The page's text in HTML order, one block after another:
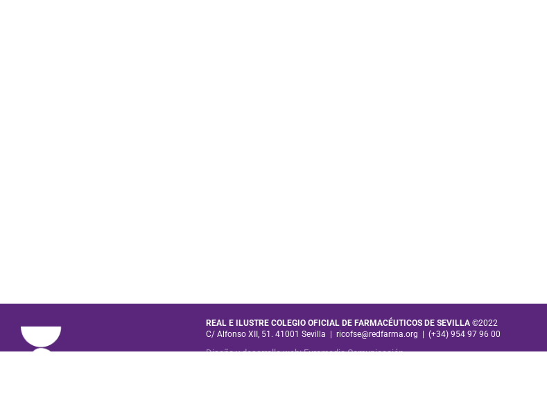
REAL E ILUSTRE COLEGIO OFICIAL DE FARMACÉUTICOS DE SEVILLA ©2022
C/ Alfonso XII, 51. 41001 Sevilla |ricofse@redfarma.org |(+34) 954 97 96 00
Diseño y desarrollo web:Euromedia Comunicación